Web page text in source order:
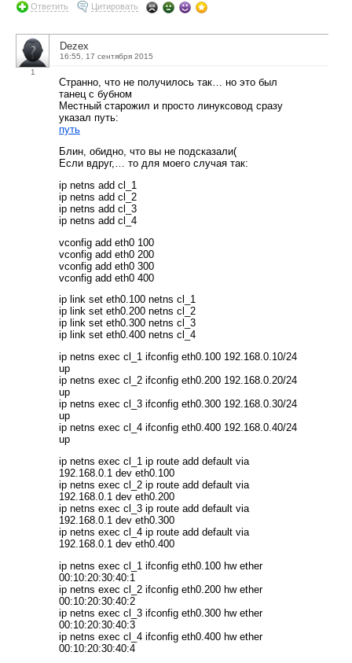
Ответить Цитировать
1
Dezex
16:55, 17 сентября 2015
Странно, что не получилось так… но это был
танец с бубном
Местный старожил и просто линуксовод сразу
указал путь:
путь
Блин, обидно, что вы не подсказали(
Если вдруг,… то для моего случая так:
ip netns add cl_1
ip netns add cl_2
ip netns add cl_3
ip netns add cl_4
vconfig add eth0 100
vconfig add eth0 200
vconfig add eth0 300
vconfig add eth0 400
ip link set eth0.100 netns cl_1
ip link set eth0.200 netns cl_2
ip link set eth0.300 netns cl_3
ip link set eth0.400 netns cl_4
ip netns exec cl_1 ifconfig eth0.100 192.168.0.10/24
up
ip netns exec cl_2 ifconfig eth0.200 192.168.0.20/24
up
ip netns exec cl_3 ifconfig eth0.300 192.168.0.30/24
up
ip netns exec cl_4 ifconfig eth0.400 192.168.0.40/24
up
ip netns exec cl_1 ip route add default via
192.168.0.1 dev eth0.100
ip netns exec cl_2 ip route add default via
192.168.0.1 dev eth0.200
ip netns exec cl_3 ip route add default via
192.168.0.1 dev eth0.300
ip netns exec cl_4 ip route add default via
192.168.0.1 dev eth0.400
ip netns exec cl_1 ifconfig eth0.100 hw ether
00:10:20:30:40:1
ip netns exec cl_2 ifconfig eth0.200 hw ether
00:10:20:30:40:2
ip netns exec cl_3 ifconfig eth0.300 hw ether
00:10:20:30:40:3
ip netns exec cl_4 ifconfig eth0.400 hw ether
00:10:20:30:40:4